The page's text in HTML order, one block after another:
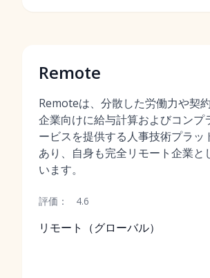
Remote
Remoteは、分散した労働力や契
企業向けに給与計算およびコンプ
ービスを提供する人事技術プラッ
あり、自身も完全リモート企業と
います。
評価： 4.6
リモート（グローバル）